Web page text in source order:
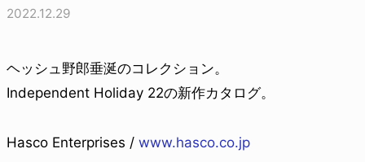
2022.12.29
ヘッシュ野郎垂涎のコレクション。
Independent Holiday 22の新作カタログ。
Hasco Enterprises / www.hasco.co.jp